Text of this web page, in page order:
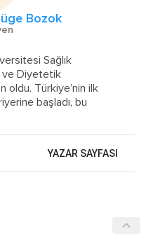
Bozok
Sağlık
ve Diyetetik
oldu. Türkiye’nin ilk
başladı, bu
YAZAR SAYFASI